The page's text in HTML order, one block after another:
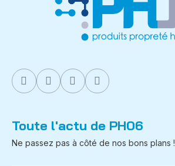
Toute l'actu de PH06
Ne passez pas à côté de nos bons plans !